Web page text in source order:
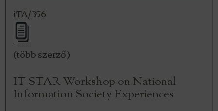
iTA/356
(több szerző)
IT STAR Workshop on National
Information Society Experiences